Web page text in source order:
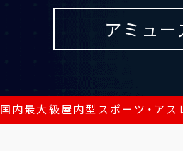
アミュ
国内最大級屋内型スポーツ・ア